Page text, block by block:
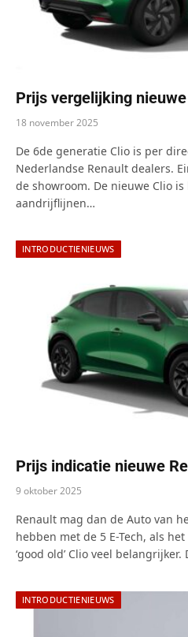
Prijs vergelijking
18 november 2025
De 6de generatie Clio is per
Nederlandse Renault dealers.
de showroom. De nieuwe Clio
aandrijflijnen…
INTRODUCTIENIEUWS
Prijs indicatie nieuwe
9 oktober 2025
Renault mag dan de Auto van
hebben met de 5 E-Tech, als
‘good old’ Clio veel
INTRODUCTIENIEUWS